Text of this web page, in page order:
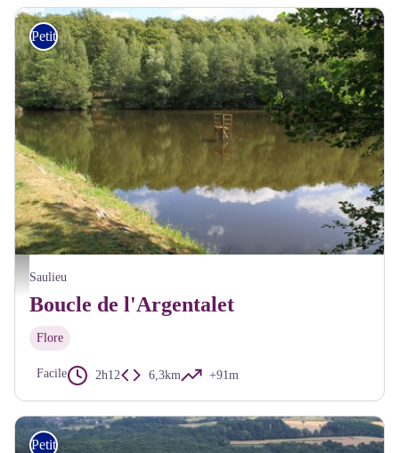
Etang de l'Argentalet - Alain Millot Pnr Morvan
Petite Randonnée
Saulieu
Boucle de l'Argentalet
Flore
Facile 2h12 6,3km +91m
Petite Randonnée